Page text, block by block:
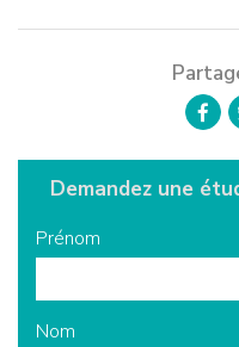
Demandez une
Prénom
Nom